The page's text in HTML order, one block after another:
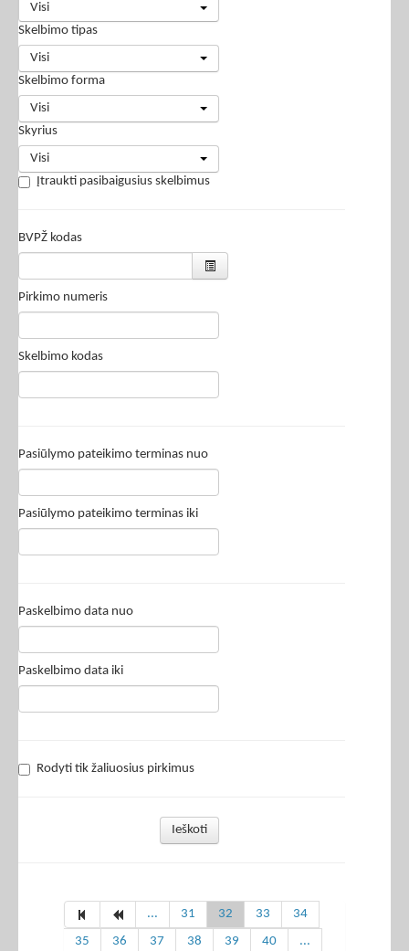
Visi
Skelbimo tipas
Visi
Skelbimo forma
Visi
Skyrius
Visi
Įtraukti pasibaigusius skelbimus
BVPŽ kodas
Pirkimo numeris
Skelbimo kodas
Pasiūlymo pateikimo terminas nuo
Pasiūlymo pateikimo terminas iki
Paskelbimo data nuo
Paskelbimo data iki
Rodyti tik žaliuosius pirkimus
Ieškoti
... 31 32 33
34
35
36 37 38 39 40 ...